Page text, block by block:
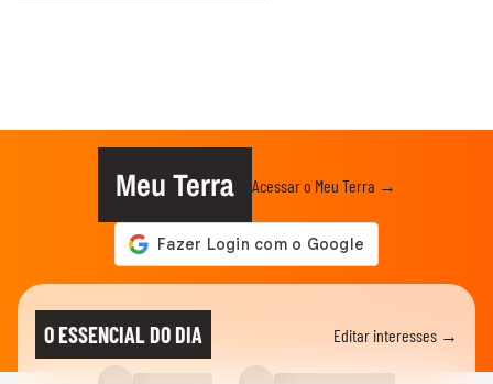
Meu Terra Acessar o Meu Terra →
O ESSENCIAL DO DIA Editar interesses →